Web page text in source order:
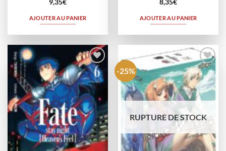
9,35€
AJOUTER AU PANIER
8,35€
AJOUTER AU PANIER
Ajouter
à la
wishlist
-25%
Ajouter
à la
wishlist
RUPTURE DE STOCK